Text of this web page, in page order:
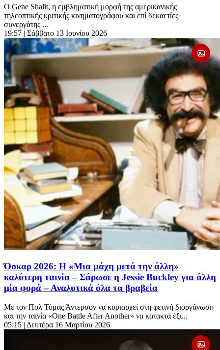
Ο Gene Shalit, η εμβληματική μορφή της αμερικανικής
τηλεοπτικής κριτικής κινηματογράφου και επί δεκαετίες
συνεργάτης ...
19:57 | Σάββατο 13 Ιουνίου 2026
Όσκαρ 2026: Η «Μια μάχη μετά την άλλη»
καλύτερη ταινία – Σάρωσε η Jessie Buckley για άλλη
μία φορά – Αναλυτικά όλα τα βραβεία
Με τον Πολ Τόμας Άντερσον να κυριαρχεί στη φετινή διοργάνωση
και την ταινία «One Battle After Another» να κατακτά έξι...
05:15 | Δευτέρα 16 Μαρτίου 2026